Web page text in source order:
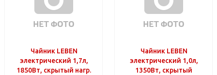
Чайник LEBEN
электрический 1,7л,
1850Вт, скрытый нагр.
Чайник LEBEN
электрический 1,0л,
1350Вт, скрытый